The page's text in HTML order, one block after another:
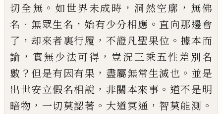
切全無 。 如世界未成時 ， 洞然空廓 ， 無佛
名 ． 無眾生名 ， 始有少分相應 。 直向那邊會
了 ，却來者裏行履 ， 不證凡聖果位 。 據本而
論 ， 實無少法可得 ， 豈況三乘五性差別名
數 ？ 但是有因有果 ， 盡屬無常生滅也 。 並是
出世安立假名相說 ， 非關本來事 。 道不是明
暗物 ， 一切莫認著 。 大道冥通 ， 智莫能測 。